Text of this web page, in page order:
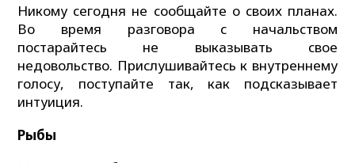
Никому сегодня не сообщайте о своих планах.
Во время разговора с начальством
постарайтесь не выказывать свое
недовольство. Прислушивайтесь к внутреннему
голосу, поступайте так, как подсказывает
интуиция.
Рыбы